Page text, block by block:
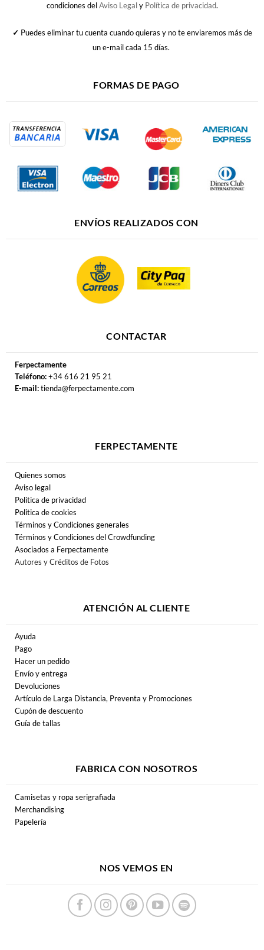
condiciones delAviso Legaly Política de privacidad.
✓ Puedes eliminar tu cuenta cuando quieras y no te enviaremos más de
un e-mail cada 15 días.
FORMAS DE PAGO
ENVÍOS REALIZADOS CON
CONTACTAR
Ferpectamente
Teléfono:+34 616 21 95 21
E-mail:tienda@ferpectamente.com
FERPECTAMENTE
Quienes somos
Aviso legal
Politica de privacidad
Politica de cookies
Términos y Condiciones generales
Términos y Condiciones del Crowdfunding
Asociados a Ferpectamente
Autores y Créditos de Fotos
ATENCIÓN AL CLIENTE
Ayuda
Pago
Hacer un pedido
Envío y entrega
Devoluciones
Artículo de Larga Distancia, Preventa y Promociones
Cupón de descuento
Guía de tallas
FABRICA CON NOSOTROS
Camisetas y ropa serigrafiada
Merchandising
Papelería
NOS VEMOS EN